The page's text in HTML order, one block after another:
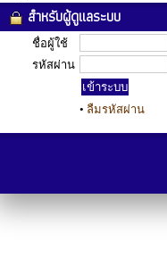
สำหรับผู้ดูแลระบบ
ชื่อผู้ใช้
รหัสผ่าน
• ลืมรหัสผ่าน